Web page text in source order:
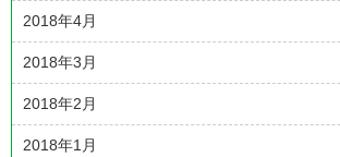
2018年4月
2018年3月
2018年2月
2018年1月